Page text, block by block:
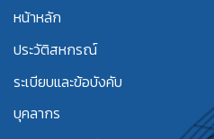
หน้าหลัก
ประวัติสหกรณ์
ระเบียบและข้อบังคับ
บุคลากร